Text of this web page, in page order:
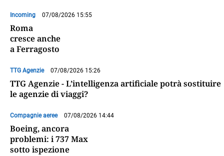
Incoming 07/08/2026 15:55
Roma
cresce anche
a Ferragosto
TTG Agenzie 07/08/2026 15:26
TTG Agenzie - L’intelligenza artificiale potrà sostituire
le agenzie di viaggi?
Compagnie aeree 07/08/2026 14:44
Boeing, ancora
problemi: i 737 Max
sotto ispezione